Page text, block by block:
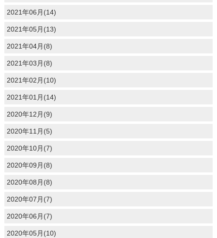
2021年06月(14)
2021年05月(13)
2021年04月(8)
2021年03月(8)
2021年02月(10)
2021年01月(14)
2020年12月(9)
2020年11月(5)
2020年10月(7)
2020年09月(8)
2020年08月(8)
2020年07月(7)
2020年06月(7)
2020年05月(10)